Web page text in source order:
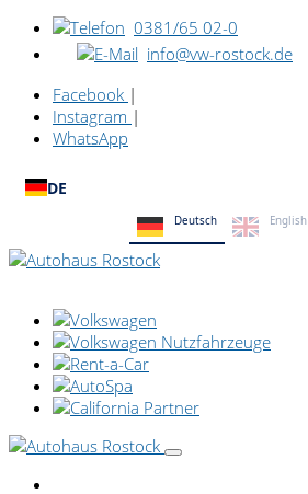
0381/65 02-0
info@vw-rostock.de
Facebook |
Instagram |
WhatsApp
DE
Deutsch English